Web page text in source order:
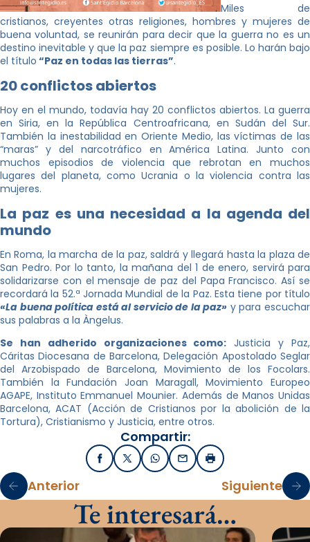
Miles de
cristianos, creyentes otras religiones, hombres y mujeres de
buena voluntad, se reunirán para decir que la guerra no es un
destino inevitable y que la paz siempre es posible. Lo harán bajo
el título “Paz en todas las tierras”.
20 conflictos abiertos
Hoy en el mundo, todavía hay 20 conflictos abiertos. La guerra
en Siria, en la República Centroafricana, en Sudán del Sur.
También la inestabilidad en Oriente Medio, las víctimas de las
“maras” y del narcotráfico en América Latina. Junto con
muchos episodios de violencia que rebrotan en muchos
lugares del planeta, como Ucrania o la violencia contra las
mujeres.
La paz es una necesidad a la agenda del
mundo
En Roma, la marcha de la paz, saldrá y llegará hasta la plaza de
San Pedro. Por lo tanto, la mañana del 1 de enero, servirá para
solidarizarse con el mensaje de paz del Papa Francisco. Así se
recordará la 52.ª Jornada Mundial de la Paz. Esta tiene por título
«La buena política está al servicio de la paz» y para escuchar
sus palabras a la Àngelus.
Se han adherido organizaciones como: Justicia y Paz,
Cáritas Diocesana de Barcelona, Delegación Apostolado Seglar
del Arzobispado de Barcelona, Movimiento de los Focolars.
También la Fundación Joan Maragall, Movimiento Europeo
AGAPE, Instituto Emmanuel Mounier. Además de Manos Unidas
Barcelona, ACAT (Acción de Cristianos por la abolición de la
Tortura), Cristianismo y Justicia, entre otros.
Compartir:
FacebookX / TwitterWhatsApp
EmailImprimir
Anterior Siguiente
Te interesará…